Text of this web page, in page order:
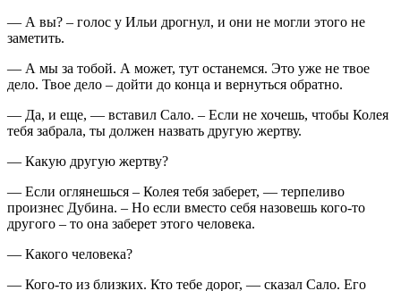
— А вы? – голос у Ильи дрогнул, и они не могли этого не
заметить.
— А мы за тобой. А может, тут останемся. Это уже не твое
дело. Твое дело – дойти до конца и вернуться обратно.
— Да, и еще, — вставил Сало. – Если не хочешь, чтобы Колея
тебя забрала, ты должен назвать другую жертву.
— Какую другую жертву?
— Если оглянешься – Колея тебя заберет, — терпеливо
произнес Дубина. – Но если вместо себя назовешь кого-то
другого – то она заберет этого человека.
— Какого человека?
— Кого-то из близких. Кто тебе дорог, — сказал Сало. Его